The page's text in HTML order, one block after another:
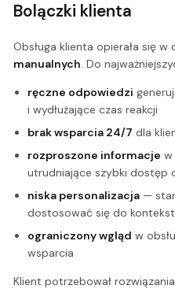
Bolączki klienta
Obsługa klienta opierała się w
manualnych. Do
ręczne odpowiedzi
i wydłużające czas reakcji
brak wsparcia 24/7 dla
rozproszone informacje w
utrudniające szybki dostęp
niska personalizacja—
dostosować się do
ograniczony wgląd w
wsparcia
Klient potrzebował